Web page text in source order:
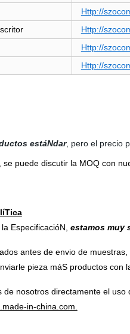
Http://
Http://
Http://
Http://
estáNdar, pero el precio
se puede discutir la MOQ con
EspecificacióN, estamos muy
antes de envio de
pieza máS productos con
nosotros directamente el
in-china.com.